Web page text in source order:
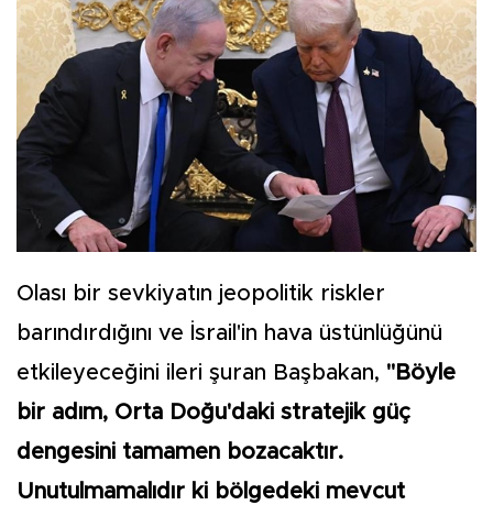
Olası bir sevkiyatın jeopolitik riskler
barındırdığını ve İsrail'in hava üstünlüğünü
etkileyeceğini ileri şuran Başbakan, "Böyle
bir adım, Orta Doğu'daki stratejik güç
dengesini tamamen bozacaktır.
Unutulmamalıdır ki bölgedeki mevcut